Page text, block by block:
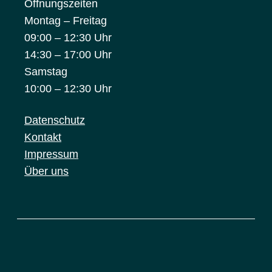
Öffnungszeiten
Montag – Freitag
09:00 – 12:30 Uhr
14:30 – 17:00 Uhr
Samstag
10:00 – 12:30 Uhr
Datenschutz
Kontakt
Impressum
Über uns